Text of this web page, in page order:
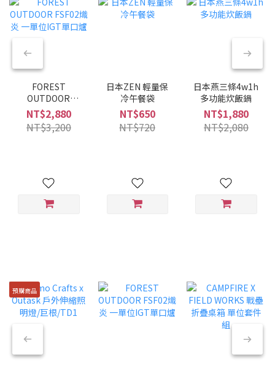
FOREST
OUTDOOR
FSF02熾炎 一單
位IGT單口爐
NT$2,880
NT$3,200
日本ZEN 輕量保
冷午餐袋
NT$650
NT$720
日本燕三條4w1h
多功能炊飯鍋
NT$1,880
NT$2,080
預購商品